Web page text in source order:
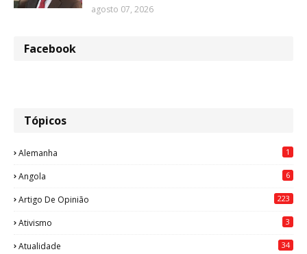
agosto 07, 2026
Facebook
Tópicos
Alemanha 1
Angola 6
Artigo De Opinião 223
Ativismo 3
Atualidade 34